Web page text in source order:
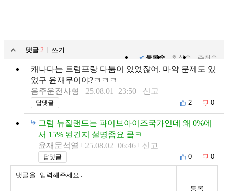
댓글 2
쓰기
등록순
최신순 추천순
캐나다는 트럼프랑 다툼이 있었잖어. 마약 문제도 있
었구 윤재무이야?ㅋㅋㅋ
음주운전사형
25.08.01 23:50 신고
답댓글 2 0
그럼 뉴질랜드는 파이브아이즈국가인데 왜 0%에
서 15% 된건지 설명좀요 킄ㅋ
윤재문석열
25.08.02 06:46 신고
답댓글 0 0
등록